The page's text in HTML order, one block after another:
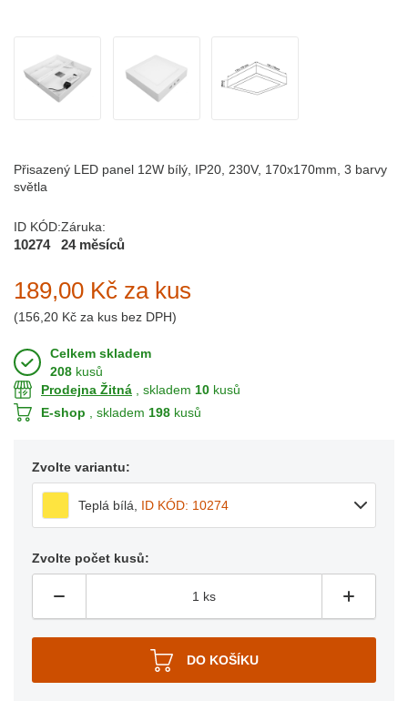
Přisazený LED panel 12W bílý, IP20, 230V, 170x170mm, 3 barvy
světla
ID KÓD:
10274
Záruka:
24 měsíců
189,00 Kč za kus
(156,20 Kč za kus bez DPH)
Celkem skladem
208 kusů
Prodejna Žitná , skladem 10 kusů
E-shop , skladem 198 kusů
Zvolte variantu:
Teplá bílá, ID KÓD: 10274
Zvolte počet kusů: